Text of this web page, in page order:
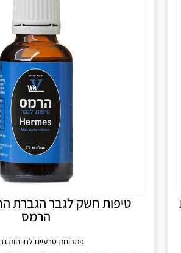
טיפות חשק לגבר הגברת החשק
הרמס
פתרונות טבעיים לחיוניות גברית